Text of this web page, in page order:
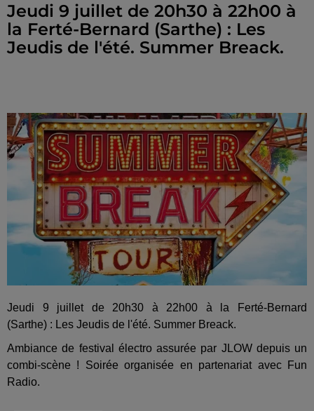
Jeudi 9 juillet de 20h30 à 22h00 à
la Ferté-Bernard (Sarthe) : Les
Jeudis de l'été. Summer Breack.
Jeudi 9 juillet de 20h30 à 22h00 à la Ferté-Bernard
(Sarthe) : Les Jeudis de l'été. Summer Breack.
Ambiance de festival électro assurée par JLOW depuis un
combi-scène ! Soirée organisée en partenariat avec Fun
Radio.